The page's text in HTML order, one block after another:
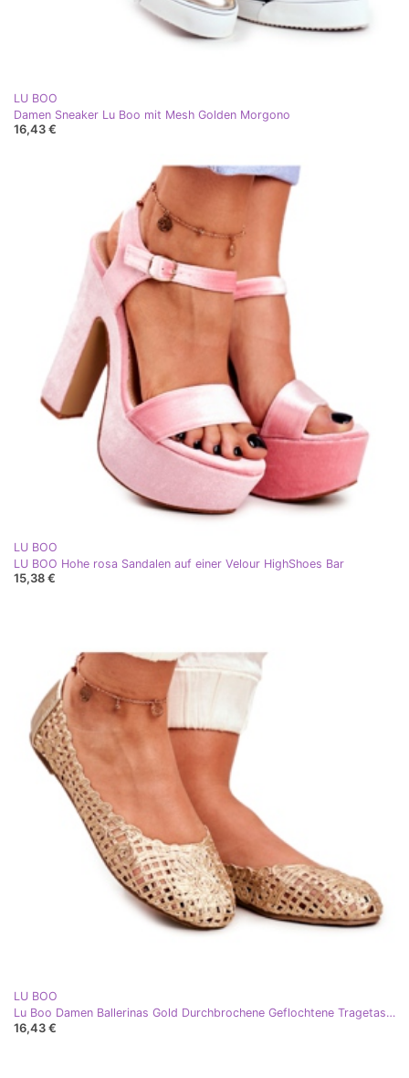
LU BOO
Damen Sneaker Lu Boo mit Mesh Golden Morgono
16,43 €
LU BOO
LU BOO Hohe rosa Sandalen auf einer Velour HighShoes Bar
15,38 €
LU BOO
Lu Boo Damen Ballerinas Gold Durchbrochene Geflochtene Tragetasche golden
16,43 €